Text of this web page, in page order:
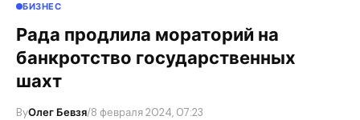
БИЗНЕС
Рада продлила мораторий на
банкротство государственных
шахт
ByОлег Бевзя/8 февраля 2024, 07:23